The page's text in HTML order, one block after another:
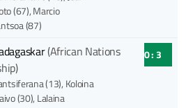
(67), Marcio
(87)
(African Nations
(13), Koloina
(30), Lalaina
0 : 3